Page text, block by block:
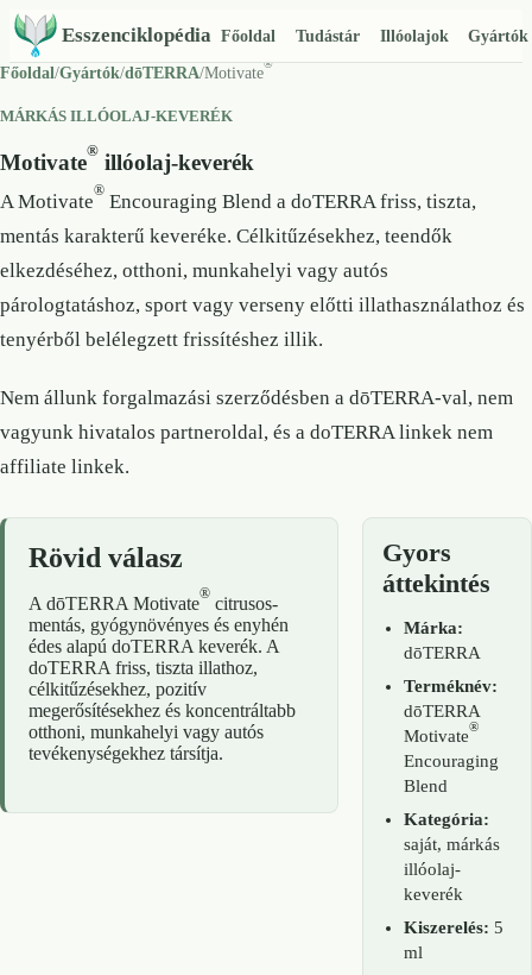
Esszenciklopédia Főoldal Tudástár Illóolajok
Gyártók
Főoldal/Gyártók/dōTERRA/Motivate®
MÁRKÁS ILLÓOLAJ-KEVERÉK
Motivate® illóolaj-keverék
A Motivate® Encouraging Blend a doTERRA friss, tiszta,
mentás karakterű keveréke. Célkitűzésekhez, teendők
elkezdéséhez, otthoni, munkahelyi vagy autós
párologtatáshoz, sport vagy verseny előtti illathasználathoz és
tenyérből belélegzett frissítéshez illik.
Nem állunk forgalmazási szerződésben a dōTERRA-val, nem
vagyunk hivatalos partneroldal, és a doTERRA linkek nem
affiliate linkek.
Rövid válasz
A dōTERRA Motivate® citrusos-
mentás, gyógynövényes és enyhén
édes alapú doTERRA keverék. A
doTERRA friss, tiszta illathoz,
célkitűzésekhez, pozitív
megerősítésekhez és koncentráltabb
otthoni, munkahelyi vagy autós
tevékenységekhez társítja.
Gyors
áttekintés
Márka:
dōTERRA
Terméknév:
dōTERRA
Motivate®
Encouraging
Blend
Kategória:
saját, márkás
illóolaj-
keverék
Kiszerelés: 5
ml